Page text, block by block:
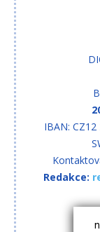
IBAN:
Redakce: